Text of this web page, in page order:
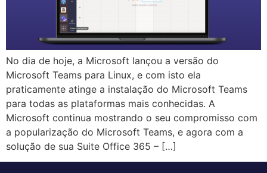
No dia de hoje, a Microsoft lançou a versão do
Microsoft Teams para Linux, e com isto ela
praticamente atinge a instalação do Microsoft Teams
para todas as plataformas mais conhecidas. A
Microsoft continua mostrando o seu compromisso com
a popularização do Microsoft Teams, e agora com a
solução de sua Suite Office 365 – […]